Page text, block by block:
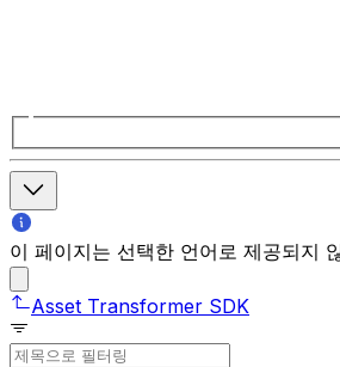
이 페이지는 선택한 언어로 제공되지
Asset Transformer SDK